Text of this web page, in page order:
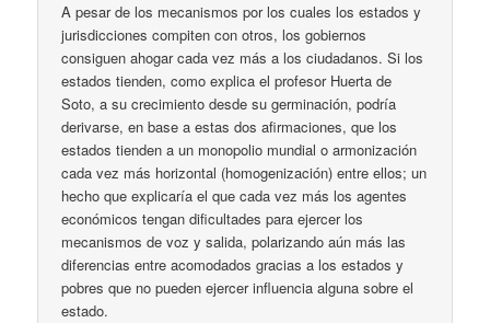
A pesar de los mecanismos por los cuales los estados y
jurisdicciones compiten con otros, los gobiernos
consiguen ahogar cada vez más a los ciudadanos. Si los
estados tienden, como explica el profesor Huerta de
Soto, a su crecimiento desde su germinación, podría
derivarse, en base a estas dos afirmaciones, que los
estados tienden a un monopolio mundial o armonización
cada vez más horizontal (homogenización) entre ellos; un
hecho que explicaría el que cada vez más los agentes
económicos tengan dificultades para ejercer los
mecanismos de voz y salida, polarizando aún más las
diferencias entre acomodados gracias a los estados y
pobres que no pueden ejercer influencia alguna sobre el
estado.